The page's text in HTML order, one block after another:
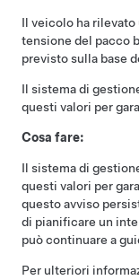
Il veicolo ha rilevato
tensione del pacco
previsto sulla base
Il sistema di
questi valori per
Cosa fare:
Il sistema di
questi valori per
questo avviso
di pianificare un
può continuare a
Per ulteriori